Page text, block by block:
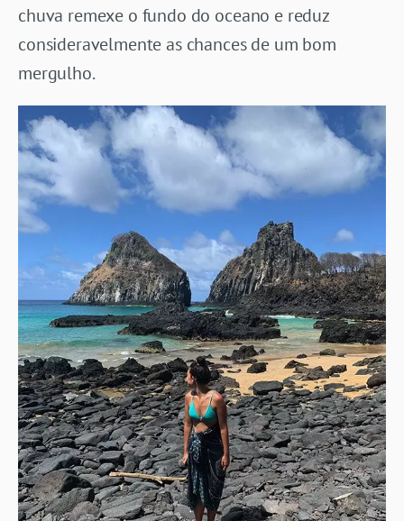
chuva remexe o fundo do oceano e reduz
consideravelmente as chances de um bom
mergulho.